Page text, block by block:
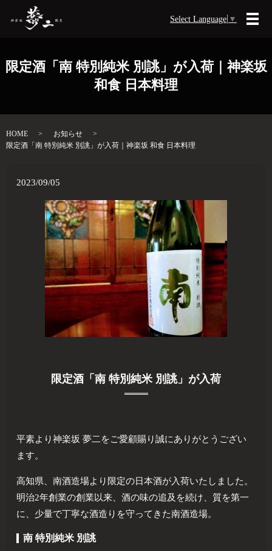
メ
Select Language ▼
限定酒「南 特別純米 別誂」が入荷｜神楽坂
和食 日本料理
HOME
お知らせ
限定酒「南 特別純米 別誂」が入荷｜神楽坂 和食 日本料理
2023/09/05
限定酒「南 特別純米 別誂」が入荷
平素より神楽坂 夢二をご愛顧賜り誠にありがとうござい
ます。
高知県、南酒造場より限定の日本酒が入荷いたしました。
明治2年創業の創業以来、酒の味の追及を続け、質を第一
に、少量で丁寧な酒造りを守ってきた南酒造場。
南 特別純米 別誂